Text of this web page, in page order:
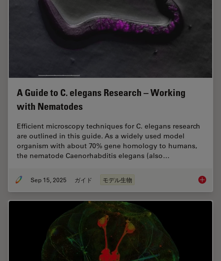
A Guide to C. elegans Research – Working
with Nematodes
Efficient microscopy techniques for C. elegans research
are outlined in this guide. As a widely used model
organism with about 70% gene homology to humans,
the nematode Caenorhabditis elegans (also…
Sep 15, 2025 ガイド モデル生物 A